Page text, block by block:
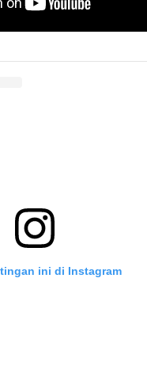
ini di Instagram